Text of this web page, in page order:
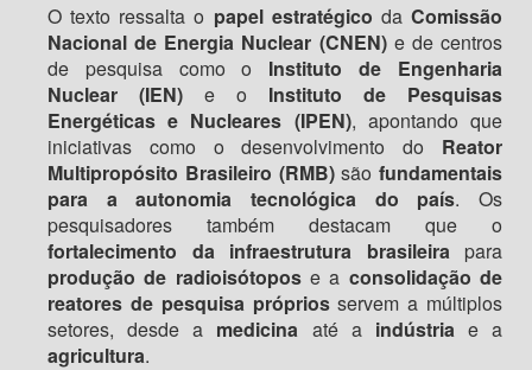
O texto ressalta o papel estratégico daComissão
Nacional de Energia Nuclear (CNEN)e de centros
de pesquisa como o Instituto de Engenharia
Nuclear (IEN) e o Instituto de Pesquisas
Energéticas e Nucleares (IPEN), apontando que
iniciativas como o desenvolvimento do Reator
Multipropósito Brasileiro (RMB)são fundamentais
para a autonomia tecnológica do país. Os
pesquisadores também destacam que o
fortalecimento da infraestrutura brasileirapara
produção de radioisótopose a consolidação de
reatores de pesquisa própriosservem a múltiplos
setores, desde a medicina até a indústriae a
agricultura.